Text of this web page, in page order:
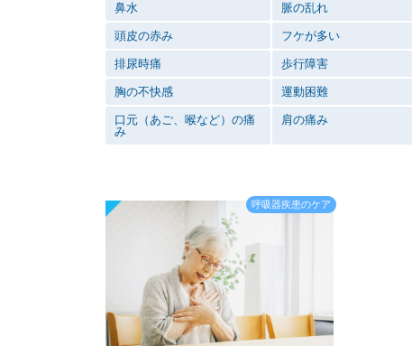
鼻水 脈の乱れ
頭皮の赤み フケが多い
排尿時痛 歩行障害
胸の不快感 運動困難
口元（あご、喉など）の痛
み
肩の痛み
呼吸器疾患のケア